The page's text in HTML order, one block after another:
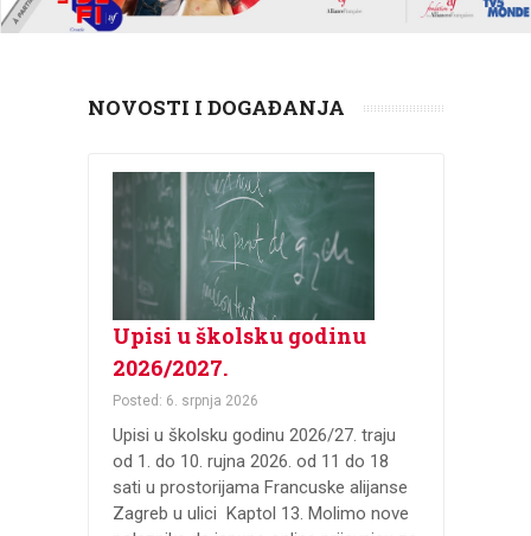
NOVOSTI I DOGAĐANJA
Upisi u školsku godinu
2026/2027.
Posted: 6. srpnja 2026
Upisi u školsku godinu 2026/27. traju
od 1. do 10. rujna 2026. od 11 do 18
sati u prostorijama Francuske alijanse
Zagreb u ulici Kaptol 13. Molimo nove